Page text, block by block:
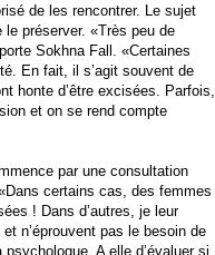
de les rencontrer. Le sujet
préserver. «Très peu de
Sokhna Fall. «Certaines
En fait, il s’agit souvent de
honte d’être excisées. Parfois,
et on se rend compte
par une consultation
certains cas, des femmes
! Dans d’autres, je leur
n’éprouvent pas le besoin de
A elle d’évaluer si